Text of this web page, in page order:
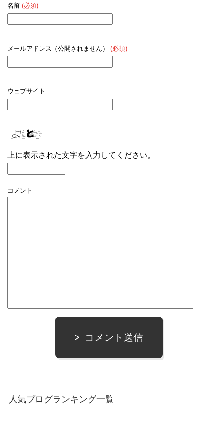
名前 (必須)
メールアドレス（公開されません） (必須)
ウェブサイト
上に表示された文字を入力してください。
コメント
コメント送信
人気ブログランキング一覧